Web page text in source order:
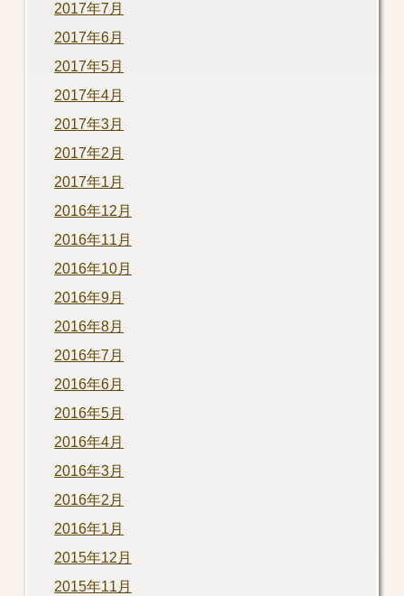
2017年7月
2017年6月
2017年5月
2017年4月
2017年3月
2017年2月
2017年1月
2016年12月
2016年11月
2016年10月
2016年9月
2016年8月
2016年7月
2016年6月
2016年5月
2016年4月
2016年3月
2016年2月
2016年1月
2015年12月
2015年11月